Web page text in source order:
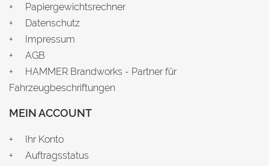
Papiergewichtsrechner
Datenschutz
Impressum
AGB
HAMMER Brandworks - Partner für
Fahrzeugbeschriftungen
MEIN ACCOUNT
Ihr Konto
Auftragsstatus